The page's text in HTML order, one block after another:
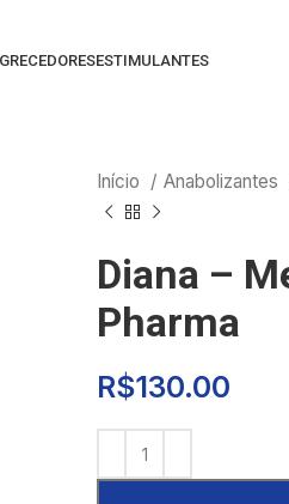
ESTIMULANTES
Início Anabolizantes
Diana –
Pharma
R$130.00